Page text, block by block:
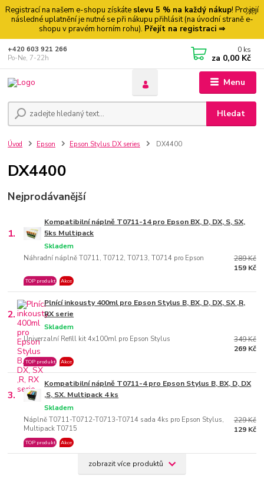
Registrací na našem e-shopu získáte slevu 5 % na každý nákup! Pro její
následné uplatnění je nutné se při nákupu přihlásit (na úvodní straně e-
shopu v pravém horním rohu). Přejít na registraci ⇒
Menu
Hledat
+420 603 921 266
Po-Ne, 7-22h
0 ks
za 0,00 Kč
Úvod Epson Epson Stylus DX series DX4400
DX4400
Nejprodávanější
1.
Kompatibilní náplně T0711-14 pro Epson BX, D, DX, S, SX,
5ks Multipack
Náhradní náplně T0711, T0712, T0713, T0714 pro Epson
Skladem
TOP produkt Akce
289 Kč
159 Kč
2.
Plnící inkousty 400ml pro Epson Stylus B, BX, D, DX, SX ,R,
RX serie
Univerzalní Refill kit 4x100ml pro Epson Stylus
Skladem
TOP produkt Akce
349 Kč
269 Kč
3.
Kompatibilní náplně T0711-4 pro Epson Stylus B, BX, D, DX
,S, SX. Multipack 4 ks
Náplně T0711-T0712-T0713-T0714 sada 4ks pro Epson Stylus,
Multipack T0715
Skladem
TOP produkt Akce
229 Kč
129 Kč
zobrazit více produktů